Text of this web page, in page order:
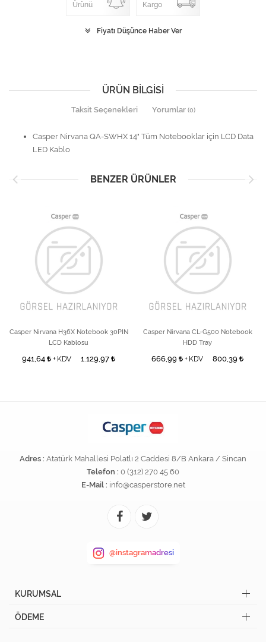
Ürünü Kargo
Fiyatı Düşünce Haber Ver
ÜRÜN BILGISI
Taksit Seçenekleri Yorumlar (0)
Casper Nirvana QA-SWHX 14" Tüm Notebooklar için LCD Data
LED Kablo
BENZER ÜRÜNLER
Casper Nirvana H36X Notebook 30PIN
LCD Kablosu
941,64 + KDV 1.129,97
Casper Nirvana CL-G500 Notebook
HDD Tray
666,99 + KDV 800,39
Adres : Atatürk Mahallesi Polatlı 2 Caddesi 8/B Ankara / Sincan
Telefon : 0 (312) 270 45 60
E-Mail : info@casperstore.net
@instagramadresi
KURUMSAL
ÖDEME